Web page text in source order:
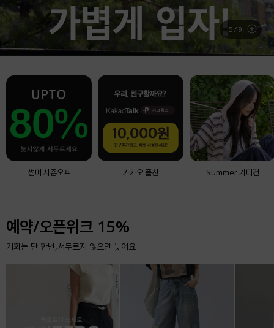
실시간 베스트 아이템
6 / 9
썸머 시즌오프 카카오 플친 Summer 가디건
예약/오픈위크 15%
기회는 단 한번,서두르지 않으면 늦어요